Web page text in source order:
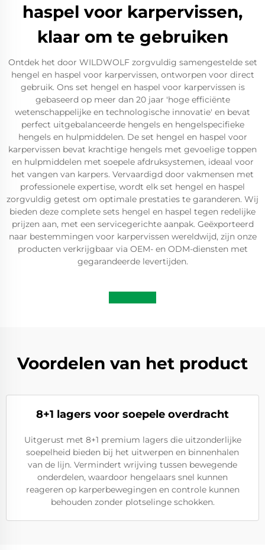
haspel voor karpervissen,
klaar om te gebruiken
Ontdek het door WILDWOLF zorgvuldig samengestelde set
hengel en haspel voor karpervissen, ontworpen voor direct
gebruik. Ons set hengel en haspel voor karpervissen is
gebaseerd op meer dan 20 jaar 'hoge efficiënte
wetenschappelijke en technologische innovatie' en bevat
perfect uitgebalanceerde hengels en hengelspecifieke
hengels en hulpmiddelen. De set hengel en haspel voor
karpervissen bevat krachtige hengels met gevoelige toppen
en hulpmiddelen met soepele afdruksystemen, ideaal voor
het vangen van karpers. Vervaardigd door vakmensen met
professionele expertise, wordt elk set hengel en haspel
zorgvuldig getest om optimale prestaties te garanderen. Wij
bieden deze complete sets hengel en haspel tegen redelijke
prijzen aan, met een servicegerichte aanpak. Geëxporteerd
naar bestemmingen voor karpervissen wereldwijd, zijn onze
producten verkrijgbaar via OEM- en ODM-diensten met
gegarandeerde levertijden.
Voordelen van het product
8+1 lagers voor soepele overdracht
Uitgerust met 8+1 premium lagers die uitzonderlijke
soepelheid bieden bij het uitwerpen en binnenhalen
van de lijn. Vermindert wrijving tussen bewegende
onderdelen, waardoor hengelaars snel kunnen
reageren op karperbewegingen en controle kunnen
behouden zonder plotselinge schokken.